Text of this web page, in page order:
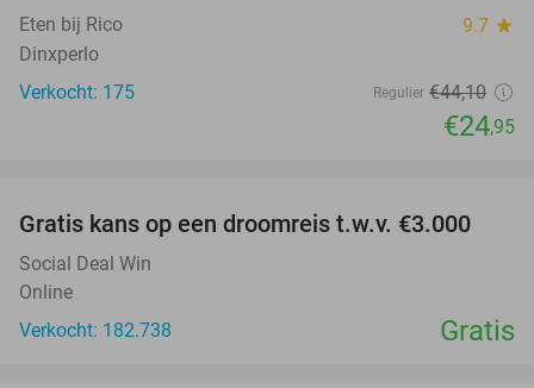
Eten bij Rico 9.7 star
Dinxperlo
Verkocht: 175
Regulier €44,10
€24,95
Gratis kans op een droomreis t.w.v. €3.000
Social Deal Win
Online
Verkocht: 182.738
Gratis